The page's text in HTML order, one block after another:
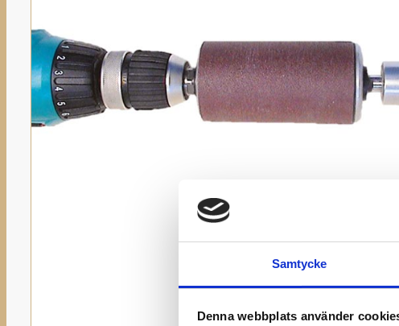
Samtycke
Denna webbplats använder